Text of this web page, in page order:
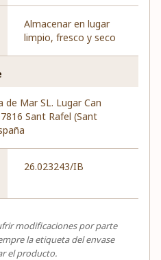
Almacenar en lugar
limpio, fresco y seco
Mar SL. Lugar Can
Sant Rafel (Sant
26.023243/IB
modificaciones por parte
la etiqueta del envase
el producto.